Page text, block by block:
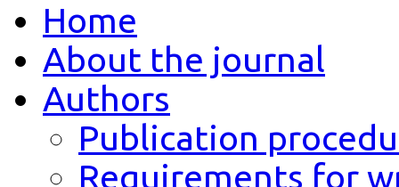
Home
About the journal
Authors
Publication
Requirements for